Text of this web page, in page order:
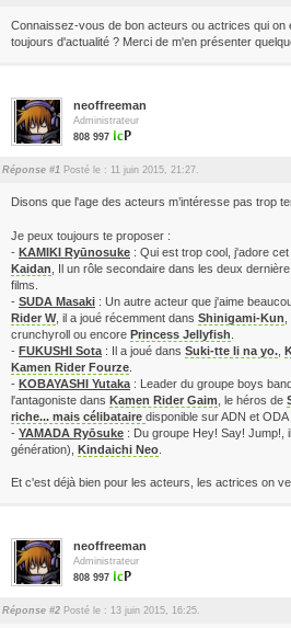
Connaissez-vous de bon acteurs ou actrices qui on
toujours d'actualité ? Merci de m'en présenter
neoffreeman
Administrateur
808 997
Réponse #1 Posté le : 11 juin 2015, 21:27.
Disons que l'age des acteurs m’intéresse pas trop
Je peux toujours te proposer :
- KAMIKI Ryūnosuke : Qui est trop cool, j'adore
Kaidan , Il un rôle secondaire dans les deux
films.
- SUDA Masaki : Un autre acteur que j'aime
Rider W, il a joué récemment dans Shinigami-Kun
crunchyroll ou encore Princess Jellyfish
- FUKUSHI Sota : Il a joué dans Suki-tte Ii na yo.
Kamen Rider Fourze
- KOBAYASHI Yutaka : Leader du groupe boys
l'antagoniste dans Kamen Rider Gaim , le héros de
riche... mais célibataire disponible sur ADN et
- YAMADA Ryōsuke : Du groupe Hey! Say! Jump!,
génération), Kindaichi Neo
Et c'est déjà bien pour les acteurs, les actrices on
neoffreeman
Administrateur
808 997
Réponse #2 Posté le : 13 juin 2015, 16:25.